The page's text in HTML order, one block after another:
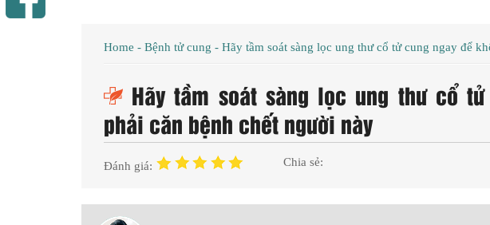
Home - Bệnh tử cung - Hãy tầm soát sàng lọc ung thư cổ tử cung ngay để
Hãy tầm soát sàng lọc ung thư cổ
phải căn bệnh chết người này
Đánh giá: Chia sẻ: